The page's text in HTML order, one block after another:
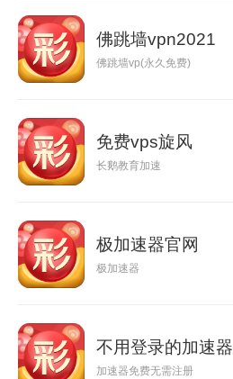
佛跳墙vpn2021
佛跳墙vp(永久免费)
免费vps旋风
长鹅教育加速
极加速器官网
极加速器
不用登录的加速器
加速器免费无需注册